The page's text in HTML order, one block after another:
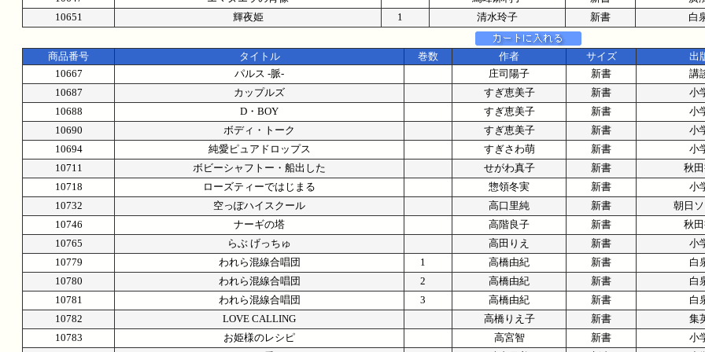
10651
輝夜姫 1 清水玲子 新書 白
商品番号 タイトル 巻数 作者 サイズ
出
10667
パルス -脈- 庄司陽子 新書
講
10687
カップルズ すぎ恵美子 新書
小
10688
D・BOY すぎ恵美子 新書
小
10690
ボディ・トーク すぎ恵美子 新書
小
10694
純愛ピュアドロップス すぎさわ萌 新書
小
10711
ボビーシャフトー・船出した せがわ真子 新書
秋
10718
ローズティーではじまる 惣領冬実 新書
小
10732
空っぽハイスクール 高口里純 新書
朝日
10746
ナーギの塔 高階良子 新書
秋
10765
らぶ げっちゅ 高田りえ 新書
小
10779
われら混線合唱団 1 高橋由紀 新書
白
10780
われら混線合唱団 2 高橋由紀 新書
白
10781
われら混線合唱団 3 高橋由紀 新書
白
10782
LOVE CALLING 高橋りえ子 新書
集
10783
お姫様のレシピ 高宮智 新書
小